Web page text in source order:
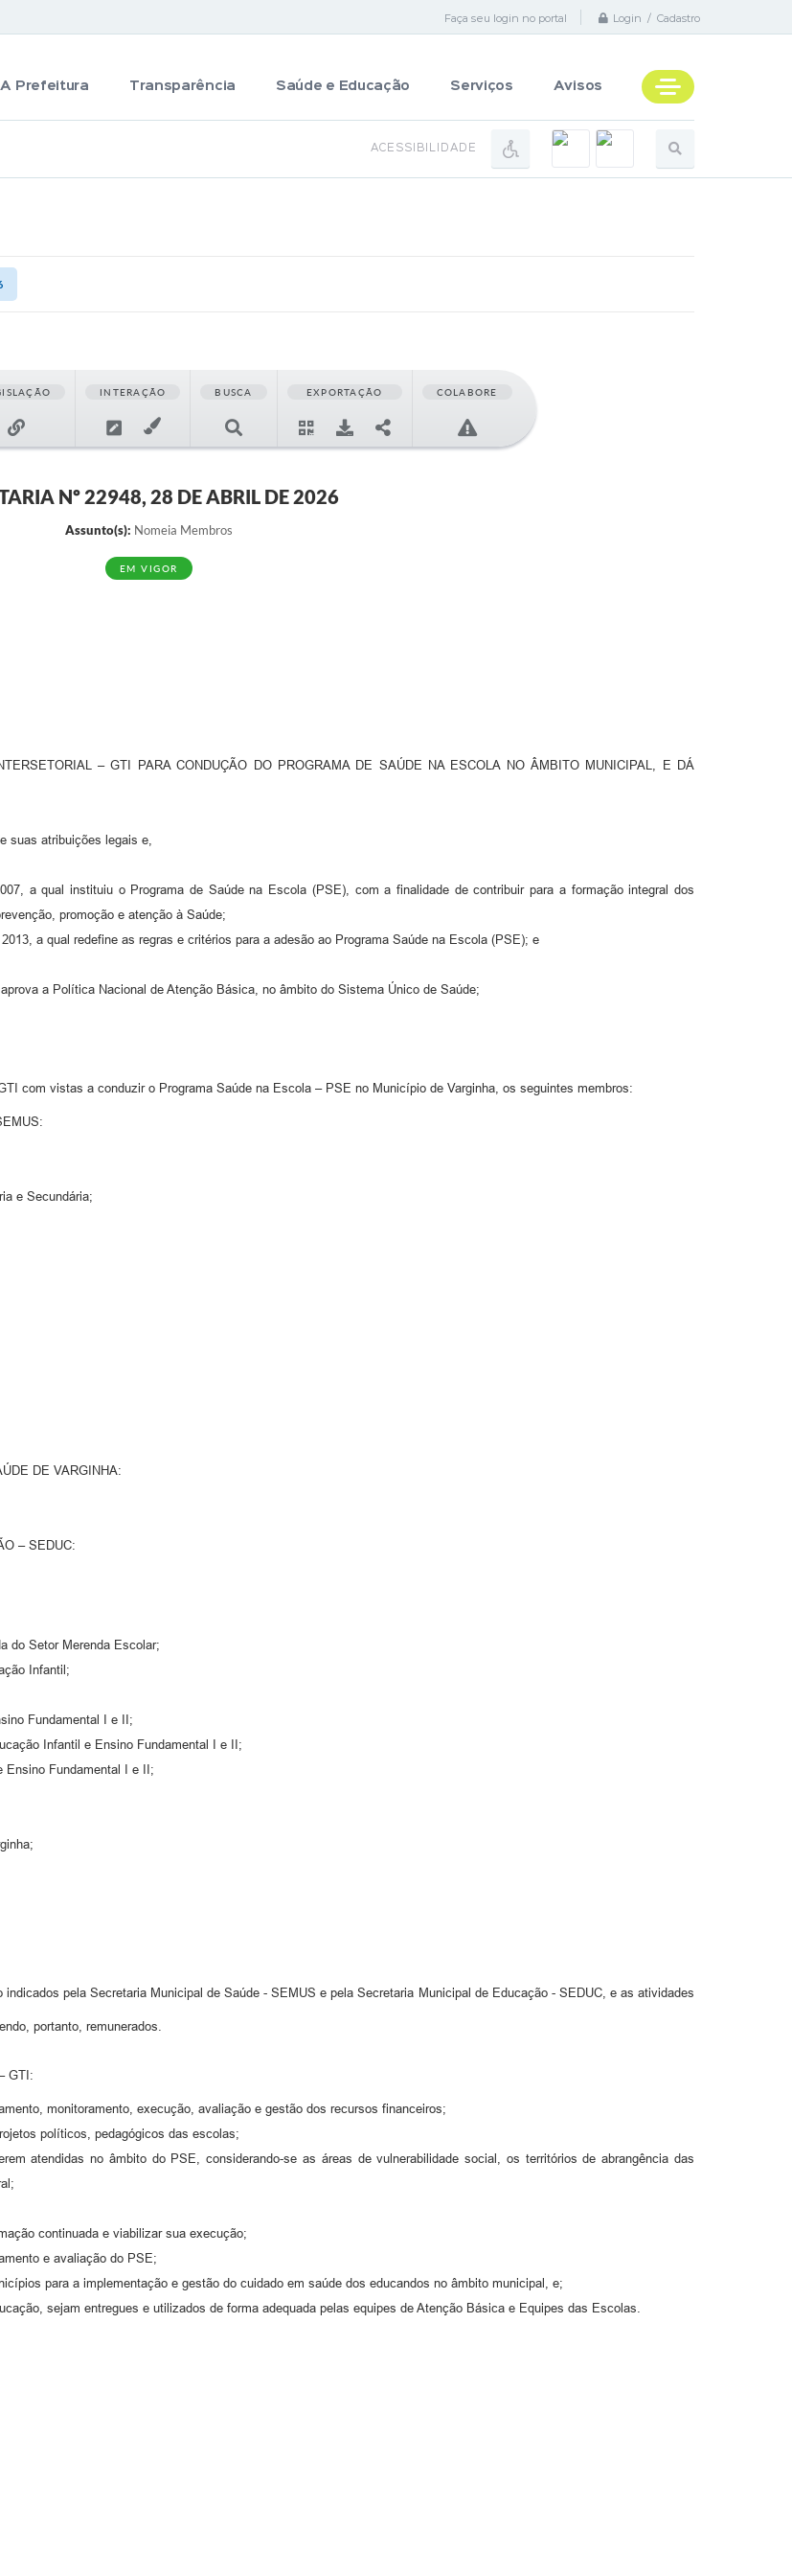
Faça seu login no portal Login / Cadastro
A Prefeitura Transparência Saúde e Educação Serviços Avisos
ACESSIBILIDADE
INTERAÇÃO BUSCA EXPORTAÇÃO COLABORE
Nº 22948, 28 DE ABRIL DE 2026
Assunto(s): Nomeia Membros
EM VIGOR
– GTI PARA CONDUÇÃO DO PROGRAMA DE SAÚDE NA ESCOLA NO ÂMBITO MUNICIPAL, E DÁ
suas atribuições legais e,
a qual instituiu o Programa de Saúde na Escola (PSE), com a finalidade de contribuir para a formação integral dos
promoção e atenção à Saúde;
a qual redefine as regras e critérios para a adesão ao Programa Saúde na Escola (PSE); e
a Política Nacional de Atenção Básica, no âmbito do Sistema Único de Saúde;
com vistas a conduzir o Programa Saúde na Escola – PSE no Município de Varginha, os seguintes membros:
e Secundária;
DE VARGINHA:
– SEDUC:
do Setor Merenda Escolar;
Infantil;
Fundamental I e II;
Infantil e Ensino Fundamental I e II;
Ensino Fundamental I e II;
pela Secretaria Municipal de Saúde - SEMUS e pela Secretaria Municipal de Educação - SEDUC, e as atividades
portanto, remunerados.
GTI:
monitoramento, execução, avaliação e gestão dos recursos financeiros;
políticos, pedagógicos das escolas;
atendidas no âmbito do PSE, considerando-se as áreas de vulnerabilidade social, os territórios de abrangência das
continuada e viabilizar sua execução;
e avaliação do PSE;
para a implementação e gestão do cuidado em saúde dos educandos no âmbito municipal, e;
sejam entregues e utilizados de forma adequada pelas equipes de Atenção Básica e Equipes das Escolas.